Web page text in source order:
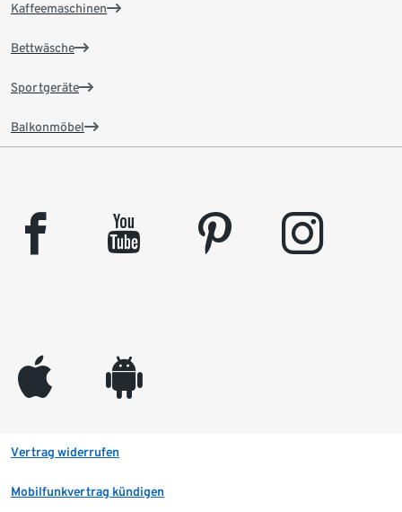
Kaffeemaschinen
Bettwäsche
Sportgeräte
Balkonmöbel
facebook youtube pinterest instagram
appleinc android
Vertrag widerrufen
Mobilfunkvertrag kündigen